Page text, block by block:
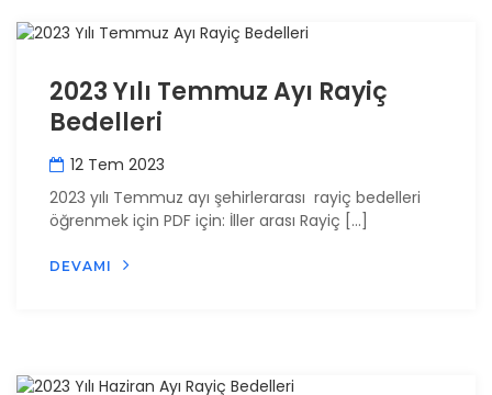
2023 Yılı Temmuz Ayı Rayiç
Bedelleri
12 Tem 2023
2023 yılı Temmuz ayı şehirlerarası rayiç bedelleri
öğrenmek için PDF için: İller arası Rayiç […]
DEVAMI